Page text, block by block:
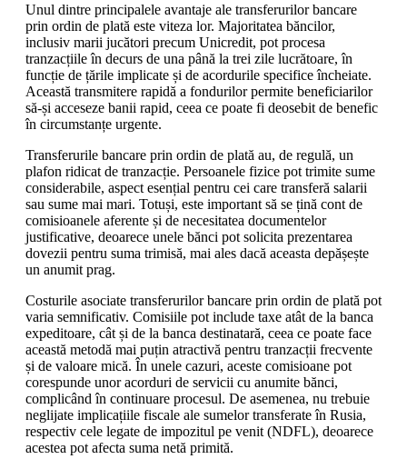
Unul dintre principalele avantaje ale transferurilor bancare
prin ordin de plată este viteza lor. Majoritatea băncilor,
inclusiv marii jucători precum Unicredit, pot procesa
tranzacțiile în decurs de una până la trei zile lucrătoare, în
funcție de țările implicate și de acordurile specifice încheiate.
Această transmitere rapidă a fondurilor permite beneficiarilor
să-și acceseze banii rapid, ceea ce poate fi deosebit de benefic
în circumstanțe urgente.
Transferurile bancare prin ordin de plată au, de regulă, un
plafon ridicat de tranzacție. Persoanele fizice pot trimite sume
considerabile, aspect esențial pentru cei care transferă salarii
sau sume mai mari. Totuși, este important să se țină cont de
comisioanele aferente și de necesitatea documentelor
justificative, deoarece unele bănci pot solicita prezentarea
dovezii pentru suma trimisă, mai ales dacă aceasta depășește
un anumit prag.
Costurile asociate transferurilor bancare prin ordin de plată pot
varia semnificativ. Comisiile pot include taxe atât de la banca
expeditoare, cât și de la banca destinatară, ceea ce poate face
această metodă mai puțin atractivă pentru tranzacții frecvente
și de valoare mică. În unele cazuri, aceste comisioane pot
corespunde unor acorduri de servicii cu anumite bănci,
complicând în continuare procesul. De asemenea, nu trebuie
neglijate implicațiile fiscale ale sumelor transferate în Rusia,
respectiv cele legate de impozitul pe venit (NDFL), deoarece
acestea pot afecta suma netă primită.